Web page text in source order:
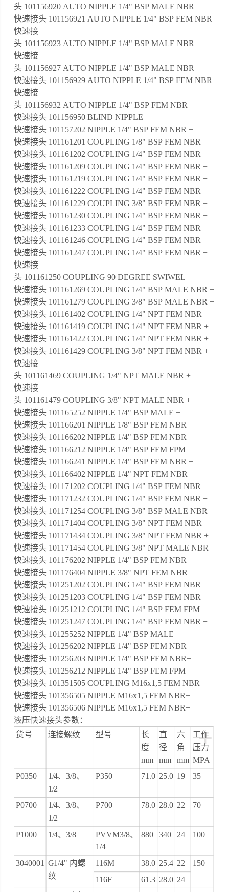
头 101156920 AUTO NIPPLE 1/4" BSP MALE NBR
快速接头 101156921 AUTO NIPPLE 1/4" BSP FEM NBR
快速接
头 101156923 AUTO NIPPLE 1/4" BSP MALE NBR
快速接
头 101156927 AUTO NIPPLE 1/4" BSP MALE NBR
快速接头 101156929 AUTO NIPPLE 1/4" BSP FEM NBR
快速接
头 101156932 AUTO NIPPLE 1/4" BSP FEM NBR +
快速接头 101156950 BLIND NIPPLE
快速接头 101157202 NIPPLE 1/4" BSP FEM NBR +
快速接头 101161201 COUPLING 1/8" BSP FEM NBR
快速接头 101161202 COUPLING 1/4" BSP FEM NBR
快速接头 101161209 COUPLING 1/4" BSP FEM NBR +
快速接头 101161219 COUPLING 1/4" BSP FEM NBR +
快速接头 101161222 COUPLING 1/4" BSP FEM NBR +
快速接头 101161229 COUPLING 3/8" BSP FEM NBR +
快速接头 101161230 COUPLING 1/4" BSP FEM NBR +
快速接头 101161233 COUPLING 1/4" BSP FEM NBR
快速接头 101161246 COUPLING 1/4" BSP FEM NBR +
快速接头 101161247 COUPLING 1/4" BSP FEM NBR +
快速接
头 101161250 COUPLING 90 DEGREE SWIWEL +
快速接头 101161269 COUPLING 1/4" BSP MALE NBR +
快速接头 101161279 COUPLING 3/8" BSP MALE NBR +
快速接头 101161402 COUPLING 1/4" NPT FEM NBR
快速接头 101161419 COUPLING 1/4" NPT FEM NBR +
快速接头 101161422 COUPLING 1/4" NPT FEM NBR +
快速接头 101161429 COUPLING 3/8" NPT FEM NBR +
快速接
头 101161469 COUPLING 1/4" NPT MALE NBR +
快速接
头 101161479 COUPLING 3/8" NPT MALE NBR +
快速接头 101165252 NIPPLE 1/4" BSP MALE +
快速接头 101166201 NIPPLE 1/8" BSP FEM NBR
快速接头 101166202 NIPPLE 1/4" BSP FEM NBR
快速接头 101166212 NIPPLE 1/4" BSP FEM FPM
快速接头 101166241 NIPPLE 1/4" BSP FEM NBR +
快速接头 101166402 NIPPLE 1/4" NPT FEM NBR
快速接头 101171202 COUPLING 1/4" BSP FEM NBR
快速接头 101171232 COUPLING 1/4" BSP FEM NBR +
快速接头 101171254 COUPLING 3/8" BSP MALE NBR
快速接头 101171404 COUPLING 3/8" NPT FEM NBR
快速接头 101171434 COUPLING 3/8" NPT FEM NBR +
快速接头 101171454 COUPLING 3/8" NPT MALE NBR
快速接头 101176202 NIPPLE 1/4" BSP FEM NBR
快速接头 101176404 NIPPLE 3/8" NPT FEM NBR
快速接头 101251202 COUPLING 1/4" BSP FEM NBR
快速接头 101251203 COUPLING 1/4" BSP FEM NBR +
快速接头 101251212 COUPLING 1/4" BSP FEM FPM
快速接头 101251247 COUPLING 1/4" BSP FEM NBR +
快速接头 101255252 NIPPLE 1/4" BSP MALE +
快速接头 101256202 NIPPLE 1/4" BSP FEM NBR
快速接头 101256203 NIPPLE 1/4" BSP FEM NBR+
快速接头 101256212 NIPPLE 1/4" BSP FEM FPM
快速接头 101351505 COUPLING M16x1,5 FEM NBR +
快速接头 101356505 NIPPLE M16x1,5 FEM NBR+
快速接头 101356506 NIPPLE M16x1,5 FEM NBR+
液压快速接头参数：
+
货号 连接螺纹 型号 长
度
mm
直
径
mm
六
角
mm
工作
压力
MPA
P0350
1/4、3/8、
1/2
P350 71.0 25.0 19 35
P0700 1/4、3/8、
1/2
P700 78.0 28.0 22 70
P1000 1/4、3/8
PVVM3/8、
1/4
880 340 24 100
3040001 G1/4" 内螺
纹
116M 38.0 25.4 22
150
116F
61.3 28.0 24